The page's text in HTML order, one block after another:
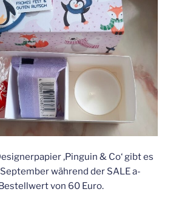
‚Pinguin & Co‘ gibt es
während der SALE a-
von 60 Euro.